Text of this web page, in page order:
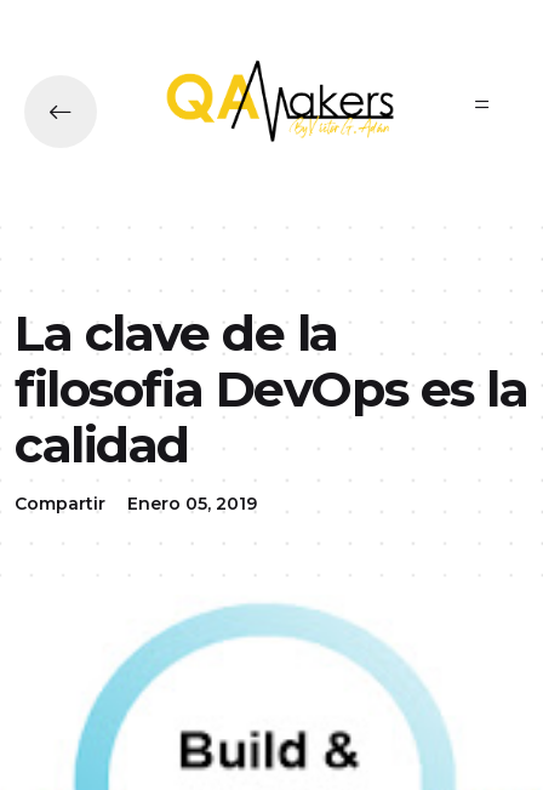
La clave de la
filosofia DevOps es la
calidad
Compartir Enero 05, 2019